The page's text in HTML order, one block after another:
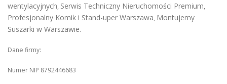
wentylacyjnych, Serwis Techniczny Nieruchomości Premium,
Profesjonalny Komik i Stand-uper Warszawa, Montujemy
Suszarki w Warszawie.
Dane firmy:
Numer NIP 8792446683